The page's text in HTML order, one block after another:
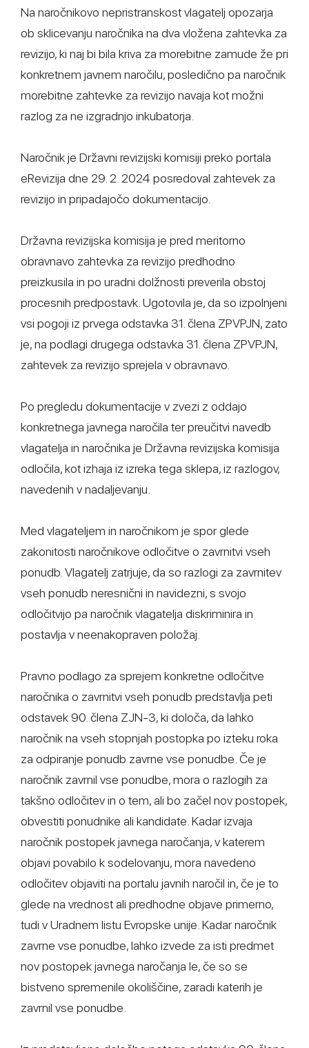
Na naročnikovo nepristranskost vlagatelj opozarja
ob sklicevanju naročnika na dva vložena zahtevka za
revizijo, ki naj bi bila kriva za morebitne zamude že pri
konkretnem javnem naročilu, posledično pa naročnik
morebitne zahtevke za revizijo navaja kot možni
razlog za ne izgradnjo inkubatorja.
Naročnik je Državni revizijski komisiji preko portala
eRevizija dne 29. 2. 2024 posredoval zahtevek za
revizijo in pripadajočo dokumentacijo.
Državna revizijska komisija je pred meritorno
obravnavo zahtevka za revizijo predhodno
preizkusila in po uradni dolžnosti preverila obstoj
procesnih predpostavk. Ugotovila je, da so izpolnjeni
vsi pogoji iz prvega odstavka 31. člena ZPVPJN, zato
je, na podlagi drugega odstavka 31. člena ZPVPJN,
zahtevek za revizijo sprejela v obravnavo.
Po pregledu dokumentacije v zvezi z oddajo
konkretnega javnega naročila ter preučitvi navedb
vlagatelja in naročnika je Državna revizijska komisija
odločila, kot izhaja iz izreka tega sklepa, iz razlogov,
navedenih v nadaljevanju.
Med vlagateljem in naročnikom je spor glede
zakonitosti naročnikove odločitve o zavrnitvi vseh
ponudb. Vlagatelj zatrjuje, da so razlogi za zavrnitev
vseh ponudb neresnični in navidezni, s svojo
odločitvijo pa naročnik vlagatelja diskriminira in
postavlja v neenakopraven položaj.
Pravno podlago za sprejem konkretne odločitve
naročnika o zavrnitvi vseh ponudb predstavlja peti
odstavek 90. člena ZJN-3, ki določa, da lahko
naročnik na vseh stopnjah postopka po izteku roka
za odpiranje ponudb zavrne vse ponudbe. Če je
naročnik zavrnil vse ponudbe, mora o razlogih za
takšno odločitev in o tem, ali bo začel nov postopek,
obvestiti ponudnike ali kandidate. Kadar izvaja
naročnik postopek javnega naročanja, v katerem
objavi povabilo k sodelovanju, mora navedeno
odločitev objaviti na portalu javnih naročil in, če je to
glede na vrednost ali predhodne objave primerno,
tudi v Uradnem listu Evropske unije. Kadar naročnik
zavrne vse ponudbe, lahko izvede za isti predmet
nov postopek javnega naročanja le, če so se
bistveno spremenile okoliščine, zaradi katerih je
zavrnil vse ponudbe.